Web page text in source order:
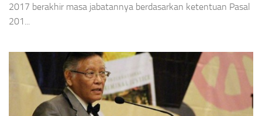
2017 berakhir masa jabatannya berdasarkan ketentuan Pasal
201...